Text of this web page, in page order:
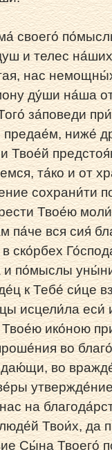
своего́
и телес
нас
ду́ши на́ша
за́поведи
ниже́
Твое́й
та́ко и от
сохрани́ти
Твое́ю
па́че вся сия́
ско́рбех
по́мыслы
к Тебе́ си́це
исцели́ла еси́
ико́ною
во
во
на
Твои́х, да
Сы́на Твоего́